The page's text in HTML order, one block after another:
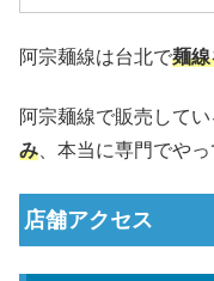
阿宗麺線は台北で麺
阿宗麺線で販売して
み 、本当に専門でやっ
店舗アクセス